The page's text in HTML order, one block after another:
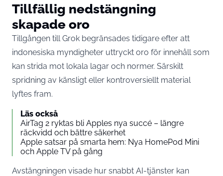
Tillfällig nedstängning
skapade oro
Tillgången till Grok begränsades tidigare efter att
indonesiska myndigheter uttryckt oro för innehåll som
kan strida mot lokala lagar och normer. Särskilt
spridning av känsligt eller kontroversiellt material
lyftes fram.
Läs också
AirTag 2 ryktas bli Apples nya succé – längre
räckvidd och bättre säkerhet
Apple satsar på smarta hem: Nya HomePod Mini
och Apple TV på gång
Avstängningen visade hur snabbt AI-tjänster kan